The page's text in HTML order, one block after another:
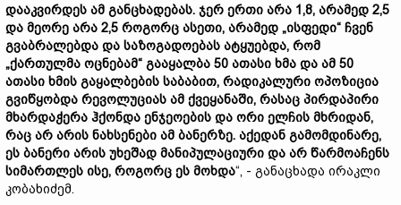
დააკვირდეს ამ განცხადებას. ჯერ ერთი არა 1,8, არამედ 2,5
და მეორე არა 2,5 როგორც ასეთი, არამედ „ისფედი“ ჩვენ
გვაბრალებდა და საზოგადოებას ატყუებდა, რომ
„ქართულმა ოცნებამ“ გააყალბა 50 ათასი ხმა და ამ 50
ათასი ხმის გაყალბების საბაბით, რადიკალური ოპოზიცია
გვიწყობდა რევოლუციას ამ ქვეყანაში, რასაც პირდაპირი
მხარდაჭერა ჰქონდა ენჯეოების და ორი ელჩის მხრიდან,
რაც არ არის ნახსენები ამ ბანერზე. აქედან გამომდინარე,
ეს ბანერი არის უხეშად მანიპულაციური და არ წარმოაჩენს
სიმართლეს ისე, როგორც ეს მოხდა“, - განაცხადა ირაკლი
კობახიძემ.